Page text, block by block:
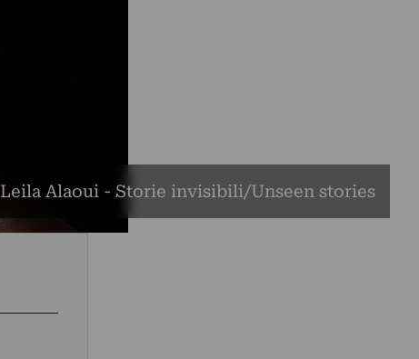
Leila Alaoui - Storie invisibili/Unseen stories